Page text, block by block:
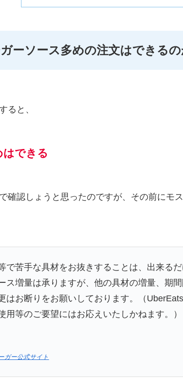
ーソース多めの注文はできるの
ると、
はできる
確認しょうと思ったのですが、その前にモ
で苦手な具材をお抜きすることは、出来る
ス増量は承りますが、他の具材の増量、期
はお断りをお願いしております。（
用等のご要望にはお応えいたしかねます。）
ガー公式サイト